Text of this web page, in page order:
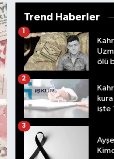
Trend Haberler
ölü
1
kura
işte
2
3